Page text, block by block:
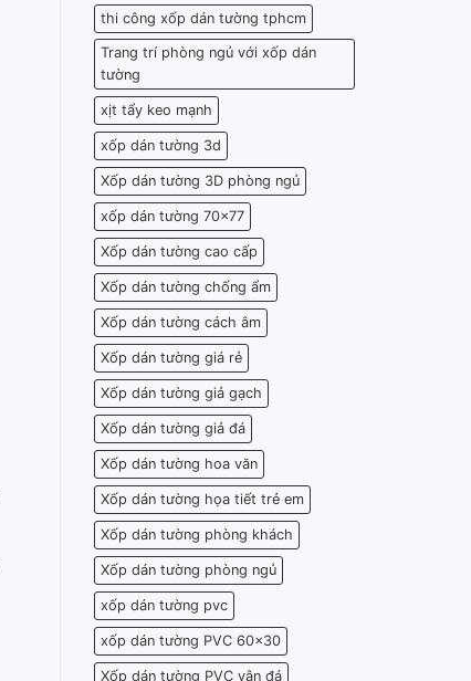
thi công xốp dán tường tphcm
Trang trí phòng ngủ với xốp dán
tường
xịt tẩy keo mạnh
xốp dán tường 3d
Xốp dán tường 3D phòng ngủ
xốp dán tường 70x77
Xốp dán tường cao cấp
Xốp dán tường chống ẩm
Xốp dán tường cách âm
Xốp dán tường giá rẻ
Xốp dán tường giả gạch
Xốp dán tường giả đá
Xốp dán tường hoa văn
Xốp dán tường họa tiết trẻ em
Xốp dán tường phòng khách
Xốp dán tường phòng ngủ
xốp dán tường pvc
xốp dán tường PVC 60x30
Xốp dán tường PVC vân đá